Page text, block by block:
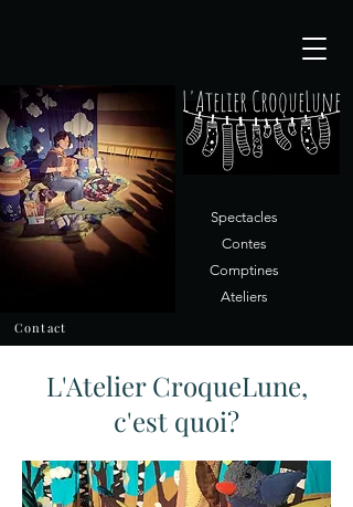
L'Atelier CroqueLune
Spectacles
Contes
Comptines
Ateliers
Contact
L'Atelier CroqueLune,
c'est quoi?